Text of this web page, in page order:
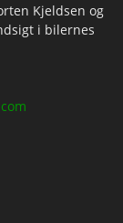
Kjeldsen og
i bilernes